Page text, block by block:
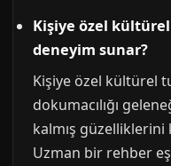
Kişiye özel
deneyim sunar?
Kişiye özel kültürel
dokumacılığı
kalmış güzelliklerini
Uzman bir rehber